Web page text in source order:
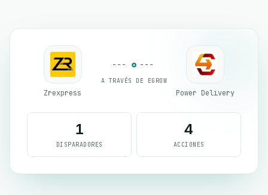
Zrexpress
A TRAVÉS DE EGROW
Power Delivery
1
DISPARADORES
4
ACCIONES